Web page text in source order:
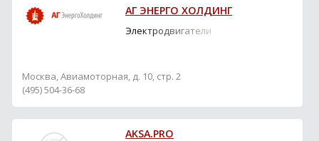
смотрит в будущее.
Основным
производство
низковольтной и
АГ ЭНЕРГО ХОЛДИНГ
Электродвигатели
Москва, Авиамоторная, д. 10, стр. 2
(495) 504-36-68
AKSA.PRO